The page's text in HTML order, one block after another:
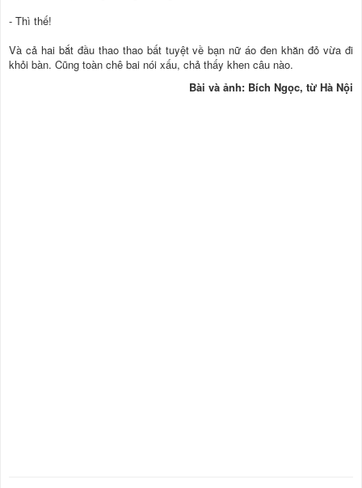
- Thì thế!
Và cả hai bắt đầu thao thao bất tuyệt về bạn nữ áo đen khăn đỏ vừa đi
khỏi bàn. Cũng toàn chê bai nói xấu, chả thấy khen câu nào.
Bài và ảnh: Bích Ngọc, từ Hà Nội